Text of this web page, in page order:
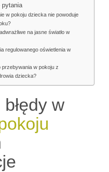
pytania
w pokoju dziecka nie powoduje
na jasne światło w
regulowanego oświetlenia w
przebywania w pokoju z
dziecka?
w